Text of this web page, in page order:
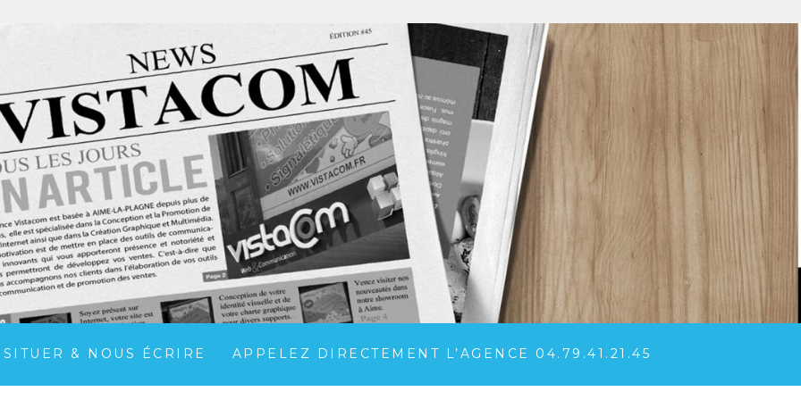
SITUER & NOUS ÉCRIRE APPELEZ DIRECTEMENT L’AGENCE 04.79.41.21.45